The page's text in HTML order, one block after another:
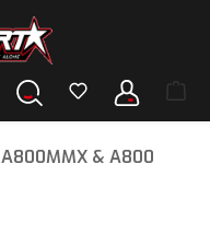
A800MMX & A800